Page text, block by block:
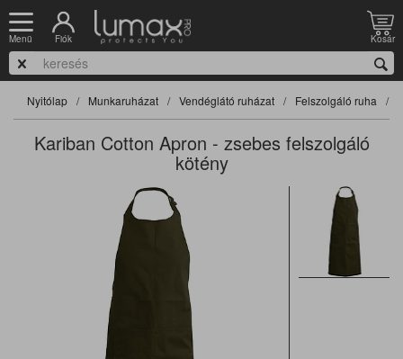
Menü Fiók Kosár
Nyitólap Munkaruházat Vendéglátó ruházat Felszolgáló ruha
Kariban Cotton Apron - zsebes felszolgáló
kötény